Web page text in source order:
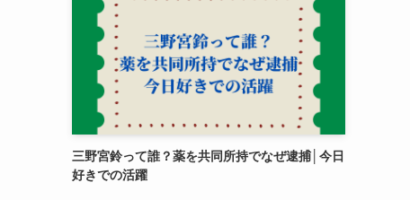
三野宮鈴って誰？薬を共同所持でなぜ逮捕│今日
好きでの活躍